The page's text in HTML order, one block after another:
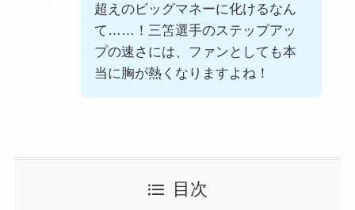
超えのビッグマネーに化けるなん
て……！三笘選手のステップアッ
プの速さには、ファンとしても本
当に胸が熱くなりますよね！
目次